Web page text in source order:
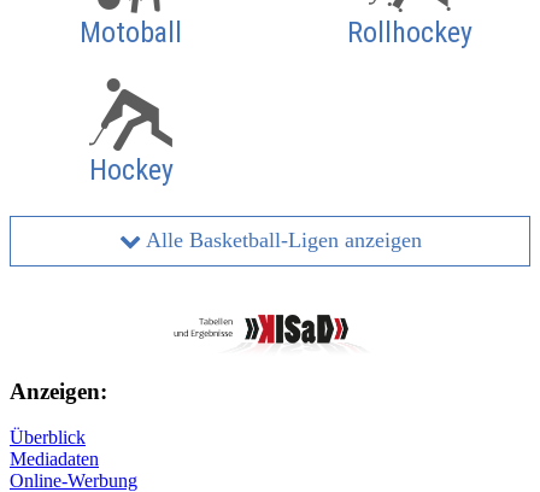
Motoball Rollhockey
Hockey
Alle Basketball-Ligen anzeigen
Anzeigen:
Überblick
Mediadaten
Online-Werbung